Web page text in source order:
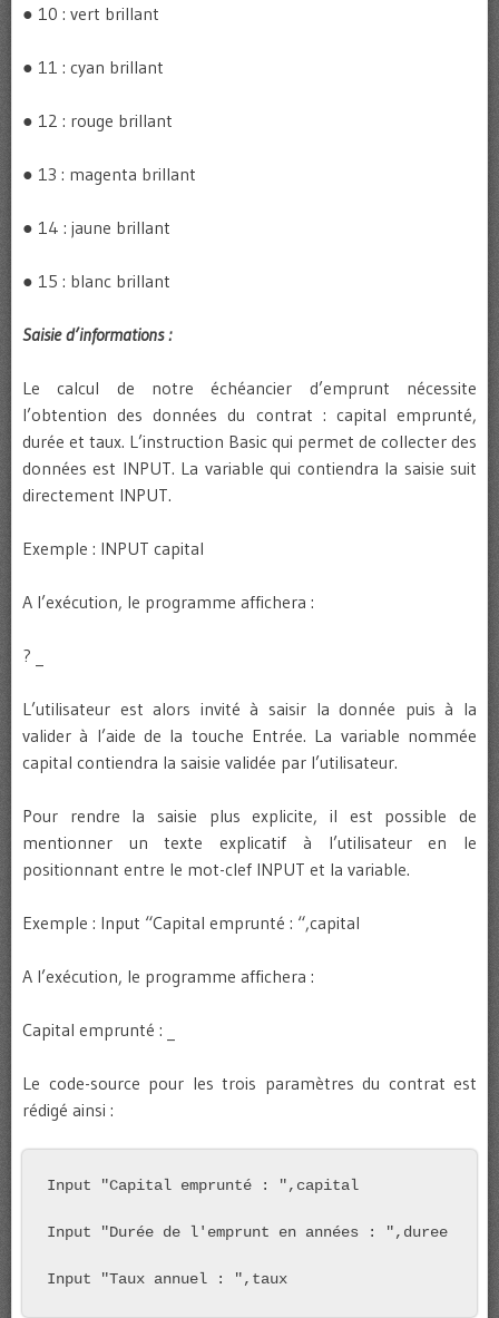
● 10 : vert brillant
● 11 : cyan brillant
● 12 : rouge brillant
● 13 : magenta brillant
● 14 : jaune brillant
● 15 : blanc brillant
Saisie d’informations :
Le calcul de notre échéancier d’emprunt nécessite
l’obtention des données du contrat : capital emprunté,
durée et taux. L’instruction Basic qui permet de collecter des
données est INPUT. La variable qui contiendra la saisie suit
directement INPUT.
Exemple : INPUT capital
A l’exécution, le programme affichera :
? _
L’utilisateur est alors invité à saisir la donnée puis à la
valider à l’aide de la touche Entrée. La variable nommée
capital contiendra la saisie validée par l’utilisateur.
Pour rendre la saisie plus explicite, il est possible de
mentionner un texte explicatif à l’utilisateur en le
positionnant entre le mot-clef INPUT et la variable.
Exemple : Input “Capital emprunté : “,capital
A l’exécution, le programme affichera :
Capital emprunté : _
Le code-source pour les trois paramètres du contrat est
rédigé ainsi :
Input "Capital emprunté : ",capital
Input "Durée de l'emprunt en années : ",duree
Input "Taux annuel : ",taux